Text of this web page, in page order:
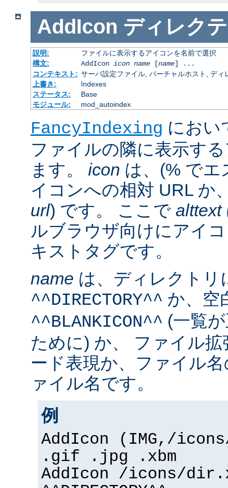
AddIcon ディレク
説明:
ファイルに表示するアイコンを名前で選択
構文:
AddIcon icon name[name] ...
コンテキスト: サーバ設定ファイル, バーチャルホスト, ディ
上書き:
Indexes
ステータス:
Base
モジュール:
mod_autoindex
FancyIndexing にお
ファイルの隣に表示す
ます。 icon は、(% でエ
イコンへの相対 URL か
url) です。 ここで alttext
ルブラウザ向けにアイ
キストタグです。
name は、ディレクトリ
^^DIRECTORY^^ か、空
^^BLANKICON^^ (一覧
ために) か、 ファイル
ード表現か、ファイル
ァイル名です。
例
AddIcon (IMG,/
.gif .jpg .xbm
AddIcon /icons/